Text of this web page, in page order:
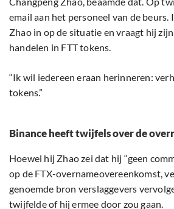
email aan het personeel van de beurs.
Zhao in op de situatie en vraagt hij
handelen in FTT tokens.
“Ik wil iedereen eraan herinneren:
tokens.”
Binance heeft twijfels over de
Hoewel hij Zhao zei dat hij “geen
op de FTX-overnameovereenkomst,
genoemde bron verslaggevers
twijfelde of hij ermee door zou gaan.